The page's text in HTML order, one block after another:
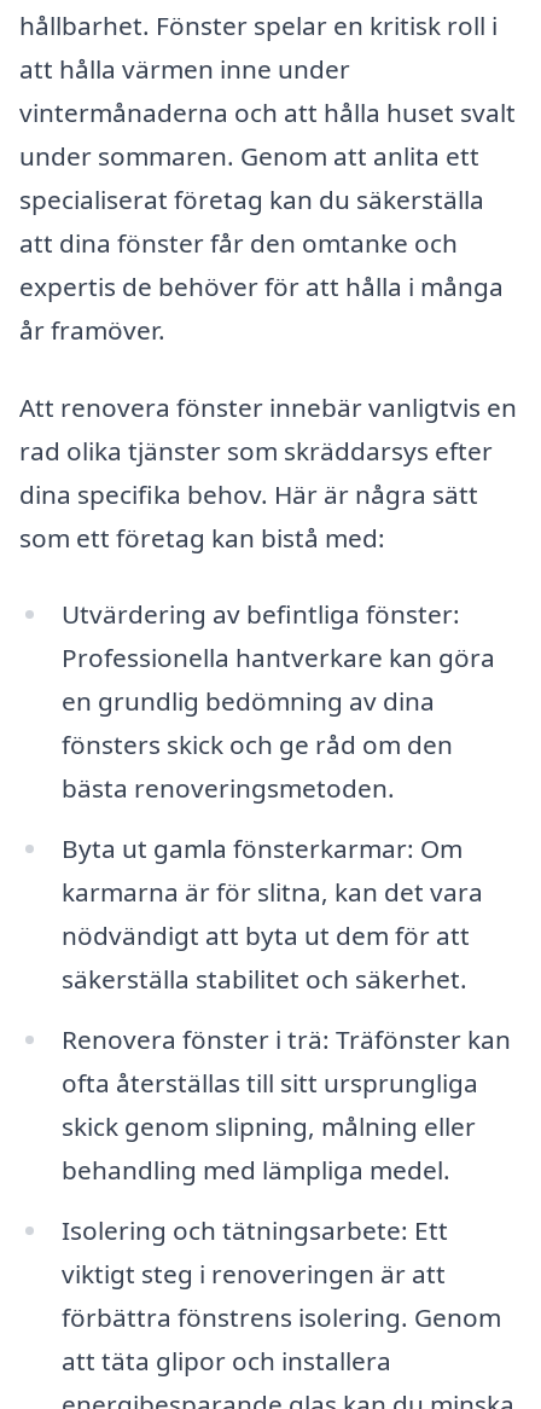
hållbarhet. Fönster spelar en kritisk roll i
att hålla värmen inne under
vintermånaderna och att hålla huset svalt
under sommaren. Genom att anlita ett
specialiserat företag kan du säkerställa
att dina fönster får den omtanke och
expertis de behöver för att hålla i många
år framöver.
Att renovera fönster innebär vanligtvis en
rad olika tjänster som skräddarsys efter
dina specifika behov. Här är några sätt
som ett företag kan bistå med:
Utvärdering av befintliga fönster:
Professionella hantverkare kan göra
en grundlig bedömning av dina
fönsters skick och ge råd om den
bästa renoveringsmetoden.
Byta ut gamla fönsterkarmar: Om
karmarna är för slitna, kan det vara
nödvändigt att byta ut dem för att
säkerställa stabilitet och säkerhet.
Renovera fönster i trä: Träfönster kan
ofta återställas till sitt ursprungliga
skick genom slipning, målning eller
behandling med lämpliga medel.
Isolering och tätningsarbete: Ett
viktigt steg i renoveringen är att
förbättra fönstrens isolering. Genom
att täta glipor och installera